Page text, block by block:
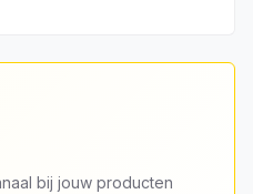
bij jouw producten